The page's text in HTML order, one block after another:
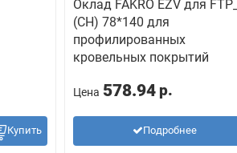
Купить
Оклад FAKRO EZV для FTP_
(CH) 78*140 для
профилированных
кровельных покрытий
Цена 578.94 р.
Подробнее